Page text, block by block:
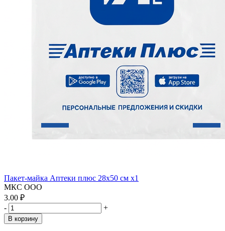
Пакет-майка Аптеки плюс 28х50 см x1
МКС ООО
3.00 ₽
-
+
В корзину